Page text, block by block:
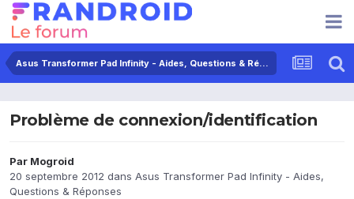
Asus Transformer Pad Infinity - Aides, Questions & Réponses
Problème de connexion/identification
Par Mogroid
20 septembre 2012 dans Asus Transformer Pad Infinity - Aides,
Questions & Réponses